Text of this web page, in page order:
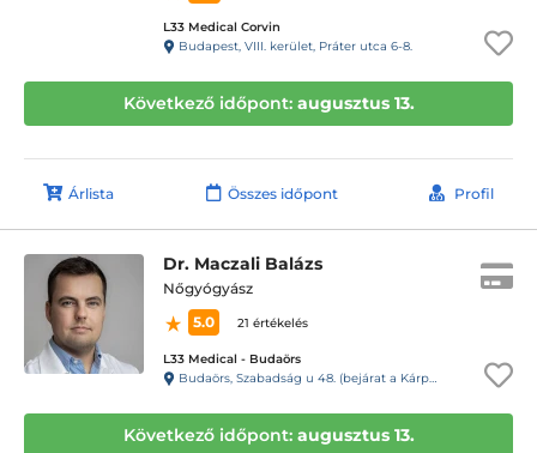
L33 Medical Corvin
Budapest, VIII. kerület, Práter utca 6-8.
Következő időpont: augusztus 13.
Árlista Összes időpont Profil
Dr. Maczali Balázs
Nőgyógyász
5.0
21 értékelés
L33 Medical - Budaörs
Budaörs, Szabadság u 48. (bejárat a Kárpát u. 1. felől)
Következő időpont: augusztus 13.